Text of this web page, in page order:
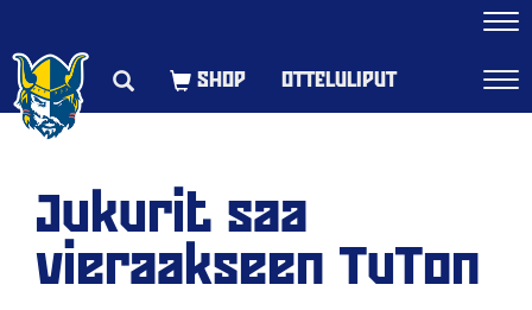
OTTELULIPUT
Jukurit saa
vieraakseen TuTon